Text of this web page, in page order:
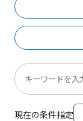
現在の条件指定